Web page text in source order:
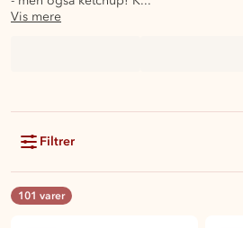
Vis mere
Filtrer
101 varer